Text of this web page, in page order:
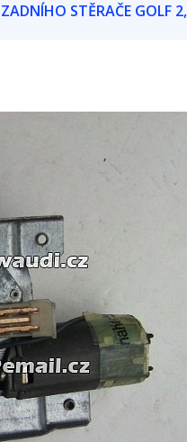
STĚRAČE GOLF 2,